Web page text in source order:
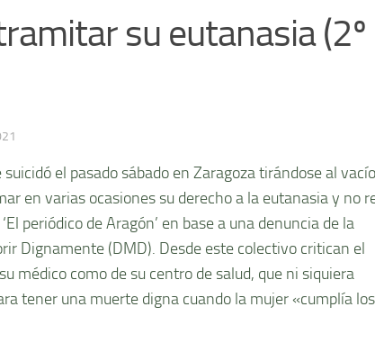
su eutanasia (2º
el pasado sábado en Zaragoza tirándose al vacío
en varias ocasiones su derecho a la eutanasia y no
periódico de Aragón’ en base a una denuncia de la
Dignamente (DMD). Desde este colectivo critican el
médico como de su centro de salud, que ni siquiera
tener una muerte digna cuando la mujer «cumplía los